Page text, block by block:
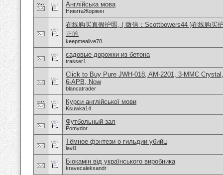
Англійська мова
НикитаЖоржин
在线购买真假护照, ( 微信：Scottbowers44 )在线购买
正的
keepmealive78
садовые дорожки из бетона
trasser1
Click to Buy Pure JWH-018, AM-2201, 3-MMC
6-APB, Now
blancatrader
Курси англійської мови
Ksuwka14
Футбольный зал
Pomydor
Тёмное фэнтези о гильдии убийц
lavi1
Біокамін від українського виробника
kravecaleksandr